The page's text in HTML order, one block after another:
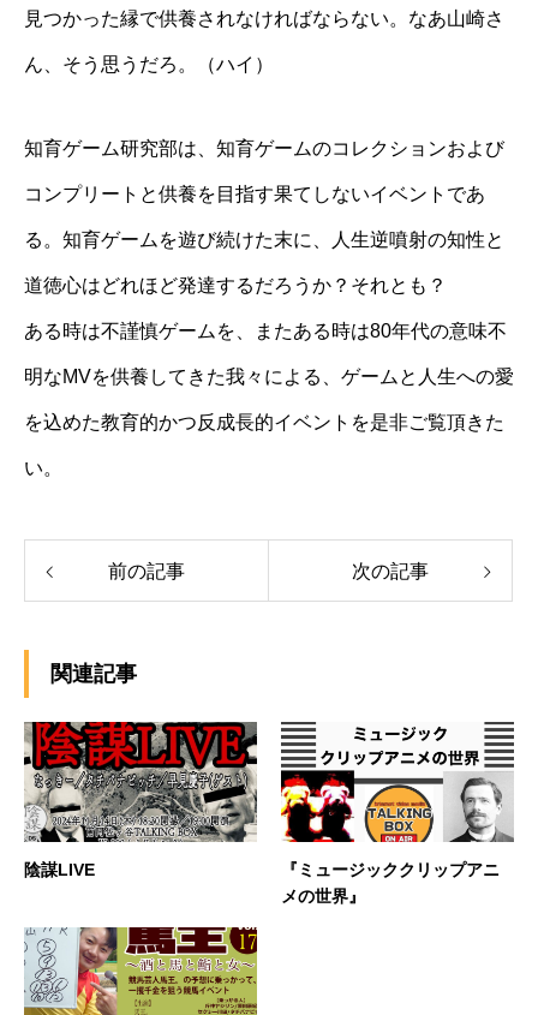
見つかった縁で供養されなければならない。なあ山崎さ
ん、そう思うだろ。（ハイ）
知育ゲーム研究部は、知育ゲームのコレクションおよび
コンプリートと供養を目指す果てしないイベントであ
る。知育ゲームを遊び続けた末に、人生逆噴射の知性と
道徳心はどれほど発達するだろうか？それとも？
ある時は不謹慎ゲームを、またある時は80年代の意味不
明なMVを供養してきた我々による、ゲームと人生への愛
を込めた教育的かつ反成長的イベントを是非ご覧頂きた
い。
前の記事 次の記事
関連記事
陰謀LIVE
『ミュージッククリップアニ
メの世界』